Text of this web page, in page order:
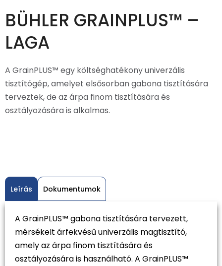
BÜHLER GRAINPLUS™ –
LAGA
A GrainPLUS™ egy költséghatékony univerzális
tisztítógép, amelyet elsősorban gabona tisztítására
terveztek, de az árpa finom tisztítására és
osztályozására is alkalmas.
Leírás Dokumentumok
A GrainPLUS™ gabona tisztítására tervezett,
mérsékelt árfekvésű univerzális magtisztító,
amely az árpa finom tisztítására és
osztályozására is használható. A GrainPLUS™